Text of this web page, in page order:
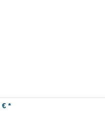
von 14 auf
€ *